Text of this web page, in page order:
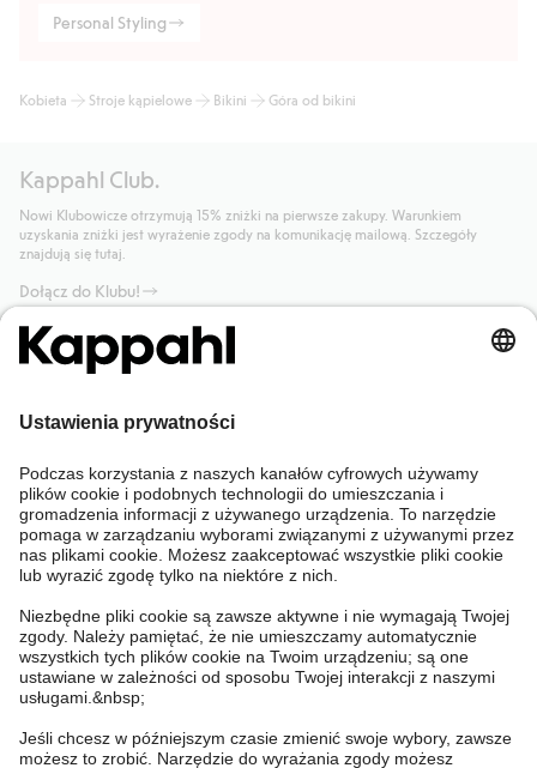
Personal Styling
Kobieta Stroje kąpielowe Bikini Góra od bikini
Kappahl Club.
Nowi Klubowicze otrzymują 15% zniżki na pierwsze zakupy. Warunkiem
uzyskania zniżki jest wyrażenie zgody na komunikację mailową. Szczegóły
znajdują się tutaj.
Dołącz do Klubu!
Potrzebujesz pomocy?
Sklep internetowy
Częste pytania
Twoje zamówienie
Skontaktuj się z nami
Kappahl Club
Mój profil
Kappahl Club
Warunki członkostwa
O nas
O Kappahl Group
Zrównoważony rozwój
Warunki i zasady